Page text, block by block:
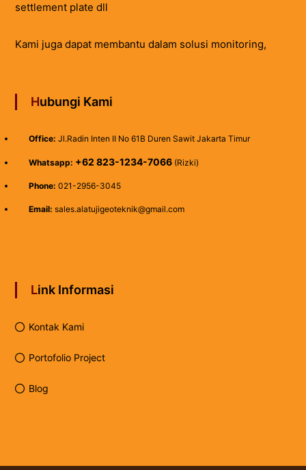
settlement plate dll
Kami juga dapat membantu dalam solusi monitoring,
Hubungi Kami
Office: Jl.Radin Inten II No 61B Duren Sawit Jakarta Timur
Whatsapp: +62 823-1234-7066(Rizki)
Phone: 021-2956-3045
Email: sales.alatujigeoteknik@gmail.com
Link Informasi
Kontak Kami
Portofolio Project
Blog